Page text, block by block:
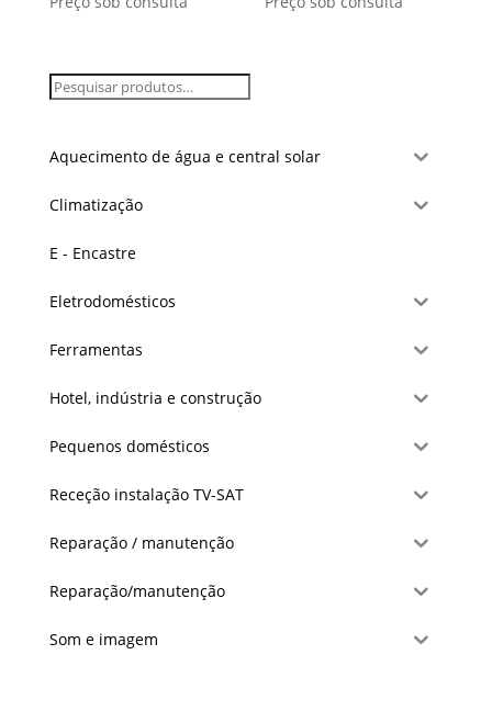
Aquecimento de água e central solar
Climatização
E - Encastre
Eletrodomésticos
Ferramentas
Hotel, indústria e construção
Pequenos domésticos
Receção instalação TV-SAT
Reparação / manutenção
Reparação/manutenção
Som e imagem